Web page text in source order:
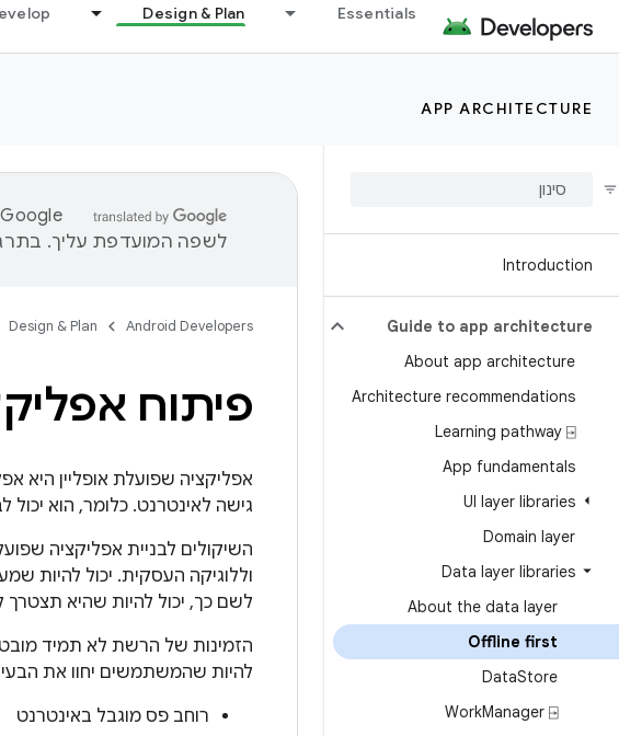
Essentials
Design & Plan
APP ARCHITECTURE
Introduction
Guide to app architecture
About app architecture
Architecture recommendations
Learning pathway ⍈
App fundamentals
UI layer libraries
Domain layer
Data layer libraries
About the data layer
Offline first
DataStore
WorkManager ⍈
לשפה המועדפת עליך.
Android Developers
Design & Plan
פיתוח
אפליקציה שפועלת אופליין היא
גישה לאינטרנט. כלומר, הוא
השיקולים לבניית אפליקציה
וללוגיקה העסקית. יכול להיות
לשם כך, יכול להיות שהיא
הזמינות של הרשת לא תמיד
להיות שהמשתמשים יחוו את
רוחב פס מוגבל באינטרנט